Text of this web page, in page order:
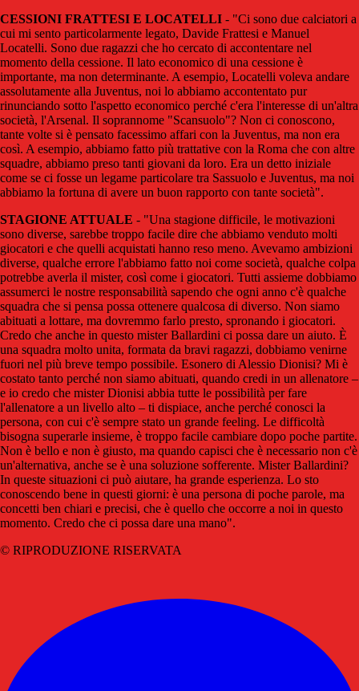
CESSIONI FRATTESI E LOCATELLI - "Ci sono due calciatori a
cui mi sento particolarmente legato, Davide Frattesi e Manuel
Locatelli. Sono due ragazzi che ho cercato di accontentare nel
momento della cessione. Il lato economico di una cessione è
importante, ma non determinante. A esempio, Locatelli voleva andare
assolutamente alla Juventus, noi lo abbiamo accontentato pur
rinunciando sotto l'aspetto economico perché c'era l'interesse di un'altra
società, l'Arsenal. Il soprannome "Scansuolo"? Non ci conoscono,
tante volte si è pensato facessimo affari con la Juventus, ma non era
così. A esempio, abbiamo fatto più trattative con la Roma che con altre
squadre, abbiamo preso tanti giovani da loro. Era un detto iniziale
come se ci fosse un legame particolare tra Sassuolo e Juventus, ma noi
abbiamo la fortuna di avere un buon rapporto con tante società".
STAGIONE ATTUALE - "Una stagione difficile, le motivazioni
sono diverse, sarebbe troppo facile dire che abbiamo venduto molti
giocatori e che quelli acquistati hanno reso meno. Avevamo ambizioni
diverse, qualche errore l'abbiamo fatto noi come società, qualche colpa
potrebbe averla il mister, così come i giocatori. Tutti assieme dobbiamo
assumerci le nostre responsabilità sapendo che ogni anno c'è qualche
squadra che si pensa possa ottenere qualcosa di diverso. Non siamo
abituati a lottare, ma dovremmo farlo presto, spronando i giocatori.
Credo che anche in questo mister Ballardini ci possa dare un aiuto. È
una squadra molto unita, formata da bravi ragazzi, dobbiamo venirne
fuori nel più breve tempo possibile. Esonero di Alessio Dionisi? Mi è
costato tanto perché non siamo abituati, quando credi in un allenatore –
e io credo che mister Dionisi abbia tutte le possibilità per fare
l'allenatore a un livello alto – ti dispiace, anche perché conosci la
persona, con cui c'è sempre stato un grande feeling. Le difficoltà
bisogna superarle insieme, è troppo facile cambiare dopo poche partite.
Non è bello e non è giusto, ma quando capisci che è necessario non c'è
un'alternativa, anche se è una soluzione sofferente. Mister Ballardini?
In queste situazioni ci può aiutare, ha grande esperienza. Lo sto
conoscendo bene in questi giorni: è una persona di poche parole, ma
concetti ben chiari e precisi, che è quello che occorre a noi in questo
momento. Credo che ci possa dare una mano".
© RIPRODUZIONE RISERVATA